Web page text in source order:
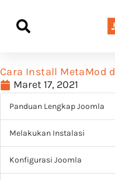
Cara Install MetaMod
Maret 17, 2021
Panduan Lengkap Joomla
Melakukan Instalasi
Konfigurasi Joomla